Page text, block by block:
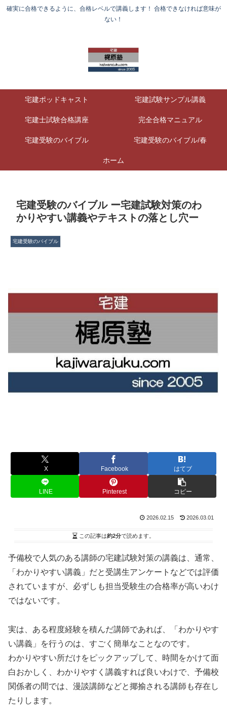
確実に合格できるように、合格レベルで講義します！ 合格できなければ意味が
ない！
宅建ポッドキャスト 宅建試験サンプル講義
宅建士試験合格講座 完全合格マニュアル
宅建受験のバイブル 宅建受験のバイブル/春
ホーム
宅建受験のバイブル ー宅建試験対策のわ
かりやすい講義やテキストの落とし穴ー
宅建受験のバイブル
X Facebook はてブ
LINE Pinterest コピー
2026.02.15 2026.03.01
この記事は約2分で読めます。
予備校で人気のある講師の宅建試験対策の講義は、通常、
「わかりやすい講義」だと受講生アンケートなどでは評価
されていますが、必ずしも担当受験生の合格率が高いわけ
ではないです。
実は、ある程度経験を積んだ講師であれば、「わかりやす
い講義」を行うのは、すごく簡単なことなのです。
わかりやすい所だけをピックアップして、時間をかけて面
白おかしく、わかりやすく講義すれば良いわけで、予備校
関係者の間では、漫談講師などと揶揄される講師も存在し
たりします。